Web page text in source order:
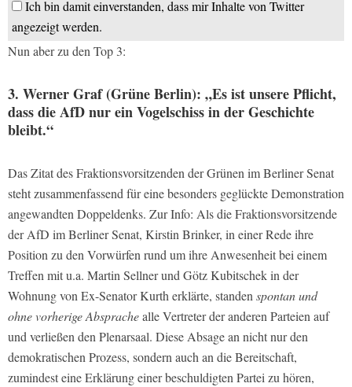
Ich bin damit einverstanden, dass mir Inhalte von Twitter
angezeigt werden.
Nun aber zu den Top 3:
3. Werner Graf (Grüne Berlin): „Es ist unsere Pflicht,
dass die AfD nur ein Vogelschiss in der Geschichte
bleibt.“
Das Zitat des Fraktionsvorsitzenden der Grünen im Berliner Senat
steht zusammenfassend für eine besonders geglückte Demonstration
angewandten Doppeldenks. Zur Info: Als die Fraktionsvorsitzende
der AfD im Berliner Senat, Kirstin Brinker, in einer Rede ihre
Position zu den Vorwürfen rund um ihre Anwesenheit bei einem
Treffen mit u.a. Martin Sellner und Götz Kubitschek in der
Wohnung von Ex-Senator Kurth erklärte, standenspontan und
ohne vorherige Absprachealle Vertreter der anderen Parteien auf
und verließen den Plenarsaal. Diese Absage an nicht nur den
demokratischen Prozess, sondern auch an die Bereitschaft,
zumindest eine Erklärung einer beschuldigten Partei zu hören,